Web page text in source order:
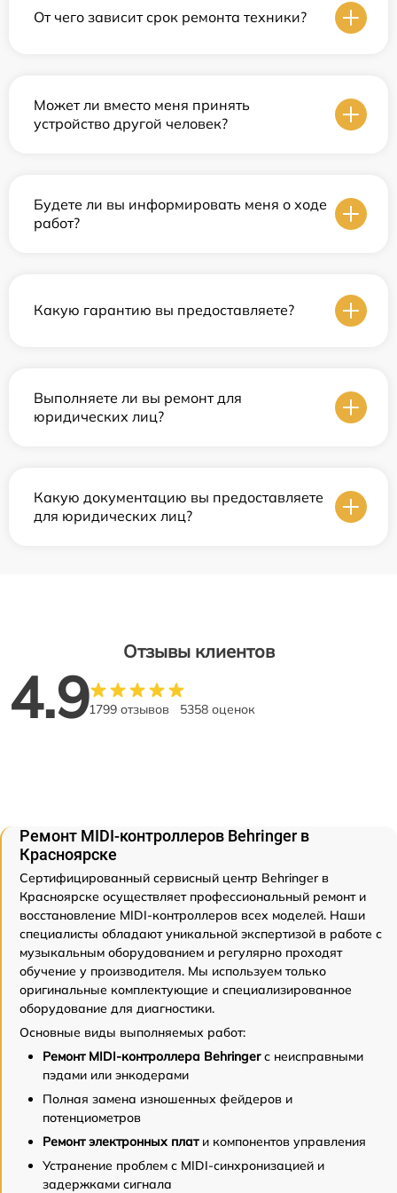
От чего зависит срок ремонта техники?
Может ли вместо меня принять
устройство другой человек?
Будете ли вы информировать меня о ходе
работ?
Какую гарантию вы предоставляете?
Выполняете ли вы ремонт для
юридических лиц?
Какую документацию вы предоставляете
для юридических лиц?
Отзывы клиентов
4.91799 отзывов 5358 оценок
Ремонт MIDI-контроллеров Behringer в
Красноярске
Сертифицированный сервисный центр Behringer в
Красноярске осуществляет профессиональный ремонт и
восстановление MIDI-контроллеров всех моделей. Наши
специалисты обладают уникальной экспертизой в работе с
музыкальным оборудованием и регулярно проходят
обучение у производителя. Мы используем только
оригинальные комплектующие и специализированное
оборудование для диагностики.
Основные виды выполняемых работ:
Ремонт MIDI-контроллера Behringerс неисправными
пэдами или энкодерами
Полная замена изношенных фейдеров и
потенциометров
Ремонт электронных плати компонентов управления
Устранение проблем с MIDI-синхронизацией и
задержками сигнала